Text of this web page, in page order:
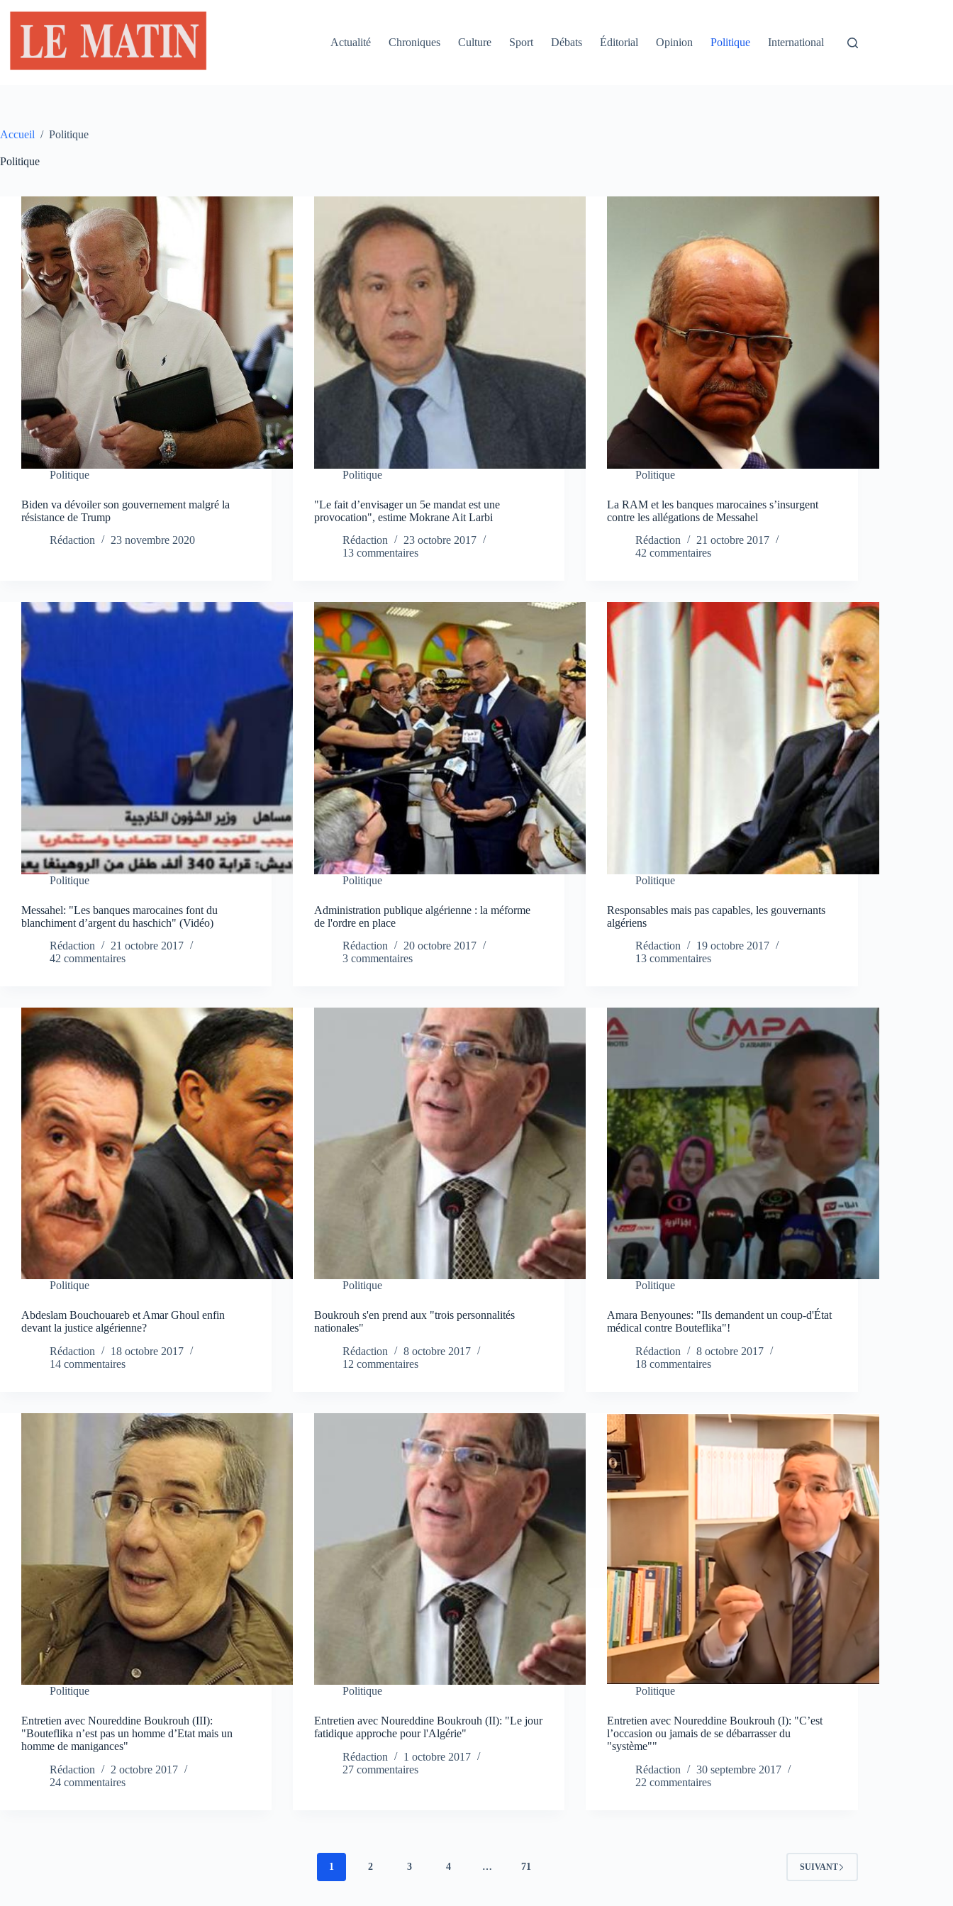
contenu
Actualité
Chroniques Culture Sport Débats Éditorial Opinion Politique International
Accueil / Politique
Politique
Politique
Biden va dévoiler son gouvernement malgré la
résistance de Trump
Rédaction
23 novembre 2020
Politique
"Le fait d’envisager un 5e mandat est une
provocation", estime Mokrane Ait Larbi
Rédaction
23 octobre 2017
13 commentaires
Politique
La RAM et les banques marocaines s’insurgent
contre les allégations de Messahel
Rédaction
21 octobre 2017
42 commentaires
Politique
Messahel: "Les banques marocaines font du
blanchiment d’argent du haschich" (Vidéo)
Rédaction
21 octobre 2017
42 commentaires
Politique
Administration publique algérienne : la méforme
de l'ordre en place
Rédaction
20 octobre 2017
3 commentaires
Politique
Responsables mais pas capables, les gouvernants
algériens
Rédaction
19 octobre 2017
13 commentaires
Politique
Abdeslam Bouchouareb et Amar Ghoul enfin
devant la justice algérienne?
Rédaction
18 octobre 2017
14 commentaires
Politique
Boukrouh s'en prend aux "trois personnalités
nationales"
Rédaction
8 octobre 2017
12 commentaires
Politique
Amara Benyounes: "Ils demandent un coup-d'État
médical contre Bouteflika"!
Rédaction
8 octobre 2017
18 commentaires
Politique
Entretien avec Noureddine Boukrouh (III):
"Bouteflika n’est pas un homme d’Etat mais un
homme de manigances"
Rédaction
2 octobre 2017
24 commentaires
Politique
Entretien avec Noureddine Boukrouh (II): "Le jour
fatidique approche pour l'Algérie"
Rédaction
1 octobre 2017
27 commentaires
Politique
Entretien avec Noureddine Boukrouh (I): "C’est
l’occasion ou jamais de se débarrasser du
"système""
Rédaction
30 septembre 2017
22 commentaires
1 2 3 4 … 71 SUIVANT